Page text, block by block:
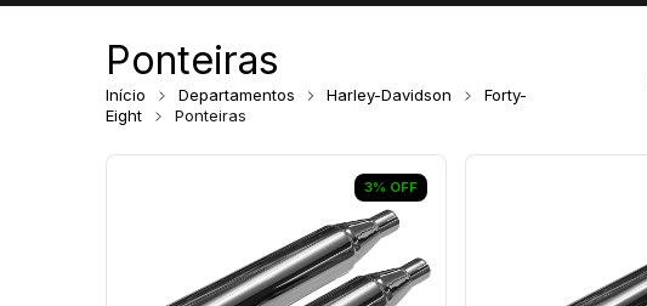
Ponteiras
Início Departamentos Harley-Davidson
Forty-
Eight
Ponteiras
3% OFF